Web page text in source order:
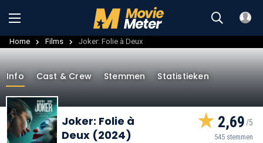
Home Films Joker: Folie à Deux
Info Cast & Crew Stemmen Statistieken
Joker: Folie à
Deux (2024)
2,69
545 stemmen